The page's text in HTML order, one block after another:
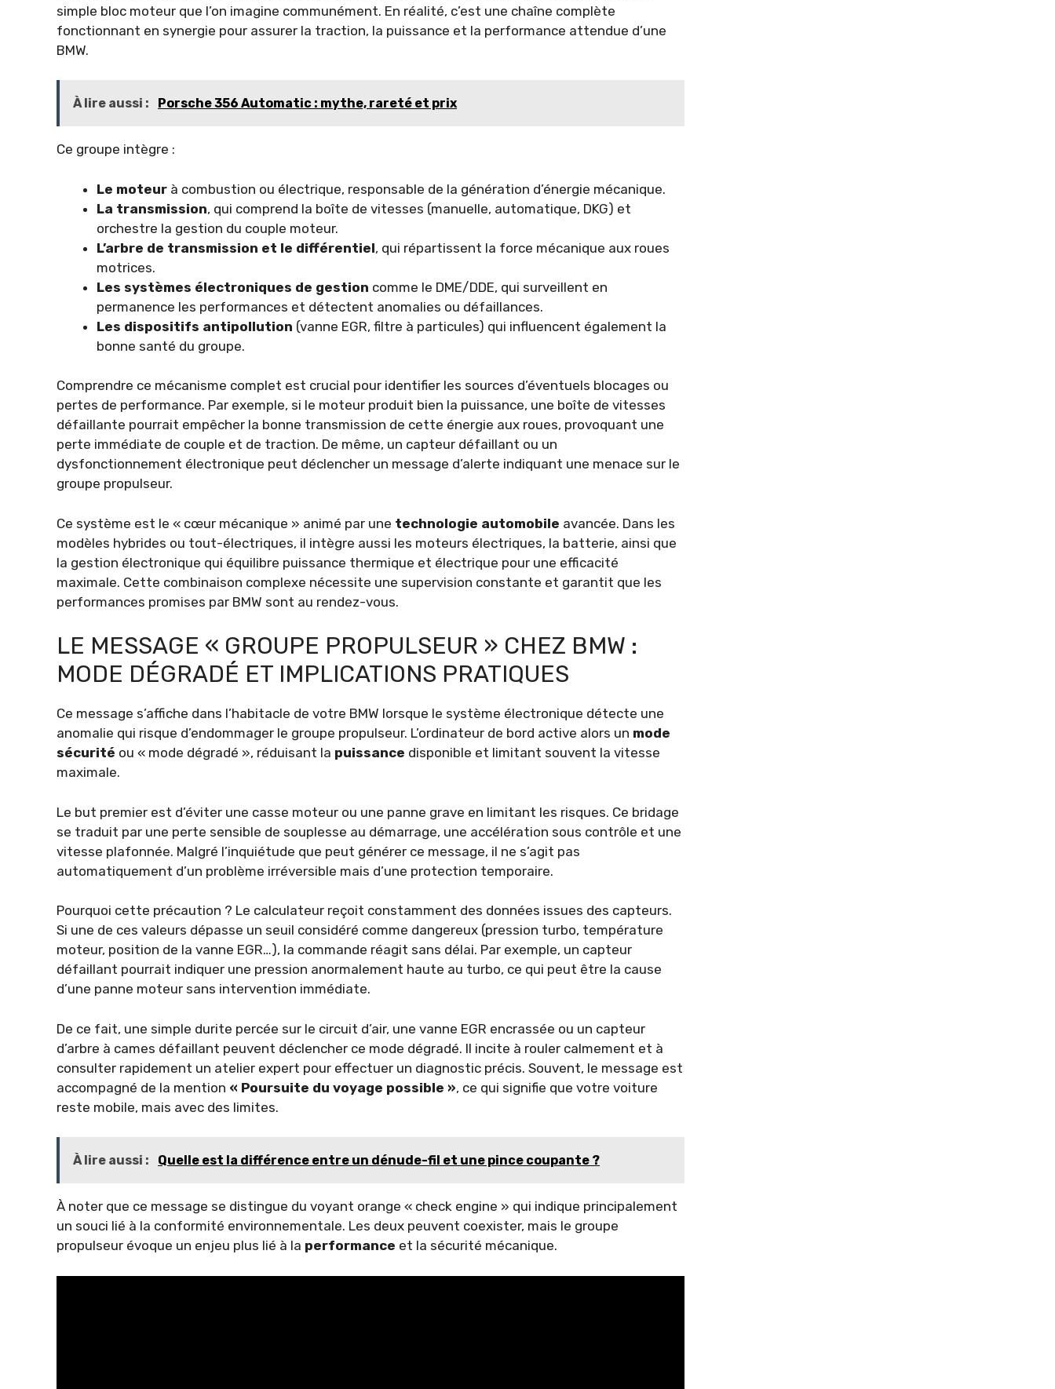
simple bloc moteur que l’on imagine communément. En réalité, c’est une chaîne complète
fonctionnant en synergie pour assurer la traction, la puissance et la performance attendue d’une
BMW.
À lire aussi : Porsche 356 Automatic : mythe, rareté et prix
Ce groupe intègre :
Le moteur à combustion ou électrique, responsable de la génération d’énergie mécanique.
La transmission, qui comprend la boîte de vitesses (manuelle, automatique, DKG) et
orchestre la gestion du couple moteur.
L’arbre de transmission et le différentiel, qui répartissent la force mécanique aux roues
motrices.
Les systèmes électroniques de gestion comme le DME/DDE, qui surveillent en
permanence les performances et détectent anomalies ou défaillances.
Les dispositifs antipollution (vanne EGR, filtre à particules) qui influencent également la
bonne santé du groupe.
Comprendre ce mécanisme complet est crucial pour identifier les sources d’éventuels blocages ou
pertes de performance. Par exemple, si le moteur produit bien la puissance, une boîte de vitesses
défaillante pourrait empêcher la bonne transmission de cette énergie aux roues, provoquant une
perte immédiate de couple et de traction. De même, un capteur défaillant ou un
dysfonctionnement électronique peut déclencher un message d’alerte indiquant une menace sur le
groupe propulseur.
Ce système est le « cœur mécanique » animé par une technologie automobile avancée. Dans les
modèles hybrides ou tout-électriques, il intègre aussi les moteurs électriques, la batterie, ainsi que
la gestion électronique qui équilibre puissance thermique et électrique pour une efficacité
maximale. Cette combinaison complexe nécessite une supervision constante et garantit que les
performances promises par BMW sont au rendez-vous.
LE MESSAGE « GROUPE PROPULSEUR » CHEZ BMW :
MODE DÉGRADÉ ET IMPLICATIONS PRATIQUES
Ce message s’affiche dans l’habitacle de votre BMW lorsque le système électronique détecte une
anomalie qui risque d’endommager le groupe propulseur. L’ordinateur de bord active alors un mode
sécurité ou « mode dégradé », réduisant la puissance disponible et limitant souvent la vitesse
maximale.
Le but premier est d’éviter une casse moteur ou une panne grave en limitant les risques. Ce bridage
se traduit par une perte sensible de souplesse au démarrage, une accélération sous contrôle et une
vitesse plafonnée. Malgré l’inquiétude que peut générer ce message, il ne s’agit pas
automatiquement d’un problème irréversible mais d’une protection temporaire.
Pourquoi cette précaution ? Le calculateur reçoit constamment des données issues des capteurs.
Si une de ces valeurs dépasse un seuil considéré comme dangereux (pression turbo, température
moteur, position de la vanne EGR…), la commande réagit sans délai. Par exemple, un capteur
défaillant pourrait indiquer une pression anormalement haute au turbo, ce qui peut être la cause
d’une panne moteur sans intervention immédiate.
De ce fait, une simple durite percée sur le circuit d’air, une vanne EGR encrassée ou un capteur
d’arbre à cames défaillant peuvent déclencher ce mode dégradé. Il incite à rouler calmement et à
consulter rapidement un atelier expert pour effectuer un diagnostic précis. Souvent, le message est
accompagné de la mention « Poursuite du voyage possible », ce qui signifie que votre voiture
reste mobile, mais avec des limites.
À lire aussi : Quelle est la différence entre un dénude-fil et une pince coupante ?
À noter que ce message se distingue du voyant orange « check engine » qui indique principalement
un souci lié à la conformité environnementale. Les deux peuvent coexister, mais le groupe
propulseur évoque un enjeu plus lié à la performance et la sécurité mécanique.